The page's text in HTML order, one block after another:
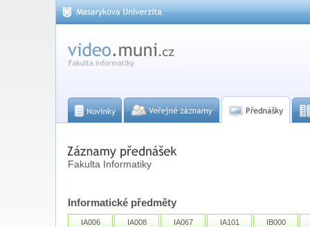
Fakulta Informatiky
Informatické předměty
IA006 IA008 IA067 IA101 IB000